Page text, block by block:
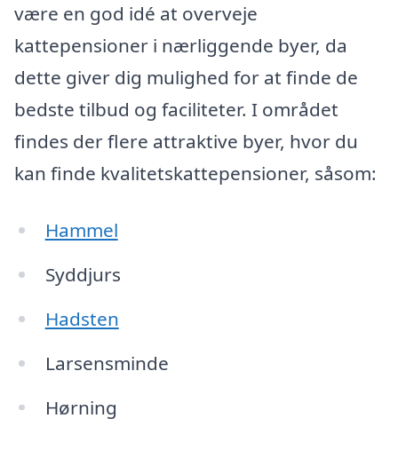
være en god idé at overveje
kattepensioner i nærliggende byer, da
dette giver dig mulighed for at finde de
bedste tilbud og faciliteter. I området
findes der flere attraktive byer, hvor du
kan finde kvalitetskattepensioner, såsom:
Hammel
Syddjurs
Hadsten
Larsensminde
Hørning